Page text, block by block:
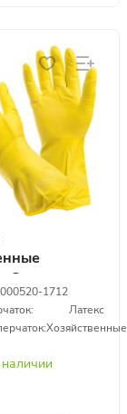
S
1712
Латекс
Хозяйственные